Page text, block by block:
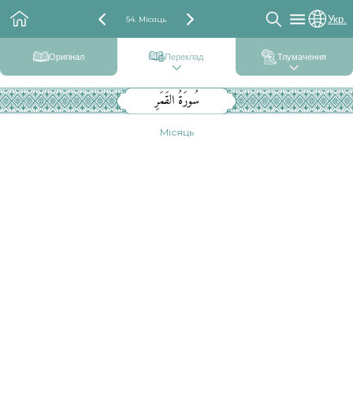
54. Місяць Укр.
Оригінал Переклад Тлумачення
سُورَةُ القَمَرِ
Місяць